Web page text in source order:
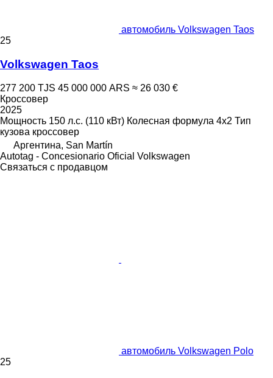
автомобиль Volkswagen Taos
25
Volkswagen Taos
277 200 TJS 45 000 000 ARS ≈ 26 030 €
Кроссовер
2025
Мощность 150 л.с. (110 кВт) Колесная формула 4x2 Тип
кузова кроссовер
Аргентина, San Martín
Autotag - Concesionario Oficial Volkswagen
Связаться с продавцом
автомобиль Volkswagen Polo
25